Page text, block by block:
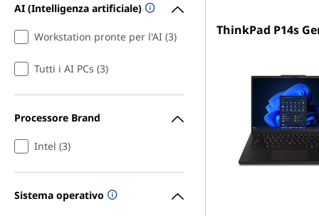
AI (Intelligenza artificiale)
Workstation pronte per l'AI (3)
Tutti i AI PCs (3)
Processore Brand
Intel (3)
Sistema operativo
ThinkPad P14s